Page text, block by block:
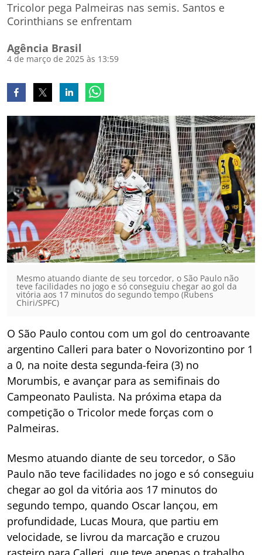
Tricolor pega Palmeiras nas semis. Santos e
Corinthians se enfrentam
Agência Brasil
4 de março de 2025 às 13:59
Mesmo atuando diante de seu torcedor, o São Paulo não
teve facilidades no jogo e só conseguiu chegar ao gol da
vitória aos 17 minutos do segundo tempo (Rubens
Chiri/SPFC)
O São Paulo contou com um gol do centroavante
argentino Calleri para bater o Novorizontino por 1
a 0, na noite desta segunda-feira (3) no
Morumbis, e avançar para as semifinais do
Campeonato Paulista. Na próxima etapa da
competição o Tricolor mede forças com o
Palmeiras.
Mesmo atuando diante de seu torcedor, o São
Paulo não teve facilidades no jogo e só conseguiu
chegar ao gol da vitória aos 17 minutos do
segundo tempo, quando Oscar lançou, em
profundidade, Lucas Moura, que partiu em
velocidade, se livrou da marcação e cruzou